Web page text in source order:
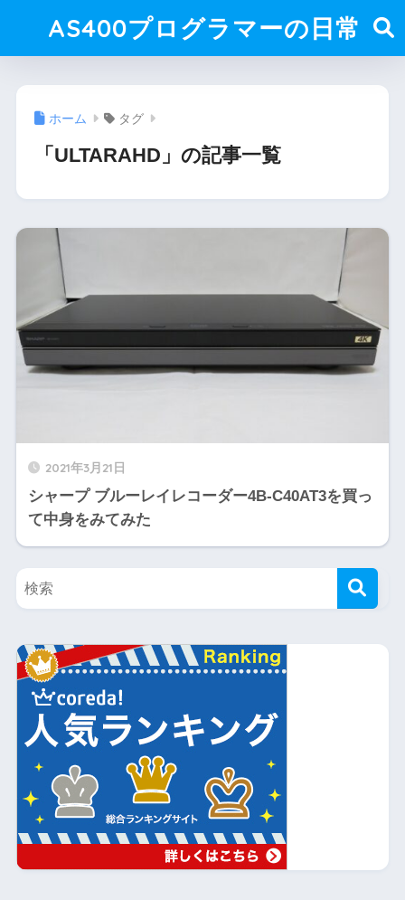
AS400プログラマーの日常
ホーム タグ
「ULTARAHD」の記事一覧
2021年3月21日
シャープ ブルーレイレコーダー4B-C40AT3を買っ
て中身をみてみた